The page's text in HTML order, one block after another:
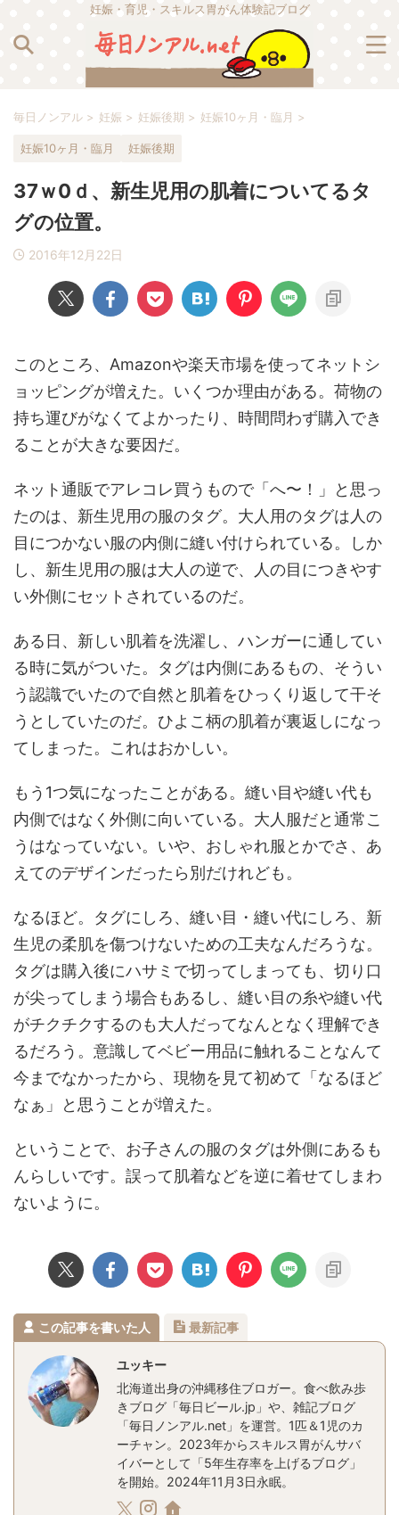
妊娠・育児・スキルス胃がん体験記ブログ
毎日ノンアル > 妊娠 > 妊娠後期 > 妊娠10ヶ月・臨月 >
妊娠10ヶ月・臨月 妊娠後期
37ｗ0ｄ、新生児用の肌着についてるタ
グの位置。
2016年12月22日
このところ、Amazonや楽天市場を使ってネットシ
ョッピングが増えた。いくつか理由がある。荷物の
持ち運びがなくてよかったり、時間問わず購入でき
ることが大きな要因だ。
ネット通販でアレコレ買うもので「へ〜！」と思っ
たのは、新生児用の服のタグ。大人用のタグは人の
目につかない服の内側に縫い付けられている。しか
し、新生児用の服は大人の逆で、人の目につきやす
い外側にセットされているのだ。
ある日、新しい肌着を洗濯し、ハンガーに通してい
る時に気がついた。タグは内側にあるもの、そうい
う認識でいたので自然と肌着をひっくり返して干そ
うとしていたのだ。ひよこ柄の肌着が裏返しになっ
てしまった。これはおかしい。
もう1つ気になったことがある。縫い目や縫い代も
内側ではなく外側に向いている。大人服だと通常こ
うはなっていない。いや、おしゃれ服とかでさ、あ
えてのデザインだったら別だけれども。
なるほど。タグにしろ、縫い目・縫い代にしろ、新
生児の柔肌を傷つけないための工夫なんだろうな。
タグは購入後にハサミで切ってしまっても、切り口
が尖ってしまう場合もあるし、縫い目の糸や縫い代
がチクチクするのも大人だってなんとなく理解でき
るだろう。意識してベビー用品に触れることなんて
今までなかったから、現物を見て初めて「なるほど
なぁ」と思うことが増えた。
ということで、お子さんの服のタグは外側にあるも
んらしいです。誤って肌着などを逆に着せてしまわ
ないように。
この記事を書いた人 最新記事
ユッキー
北海道出身の沖縄移住ブロガー。食べ飲み歩
きブログ「毎日ビール.jp」や、雑記ブログ
「毎日ノンアル.net」を運営。1匹＆1児のカ
ーチャン。2023年からスキルス胃がんサバ
イバーとして「5年生存率を上げるブログ」
を開始。2024年11月3日永眠。